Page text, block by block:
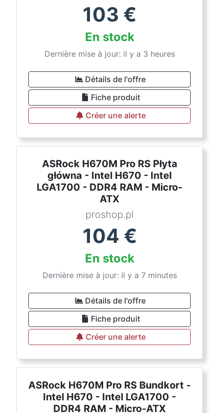
103 €
En stock
Dernière mise à jour: il y a 3 heures
Détails de l'offre
Fiche produit
Créer une alerte
ASRock H670M Pro RS Płyta
główna - Intel H670 - Intel
LGA1700 - DDR4 RAM - Micro-
ATX
proshop.pl
104 €
En stock
Dernière mise à jour: il y a 7 minutes
Détails de l'offre
Fiche produit
Créer une alerte
ASRock H670M Pro RS Bundkort -
Intel H670 - Intel LGA1700 -
DDR4 RAM - Micro-ATX